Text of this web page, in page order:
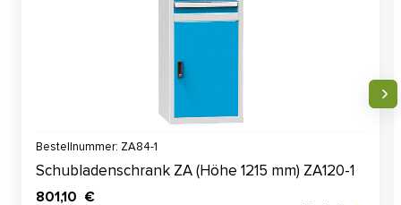
Bestellnummer: ZA84-1
Schubladenschrank ZA (Höhe 1215 mm) ZA120-1
801,10 €